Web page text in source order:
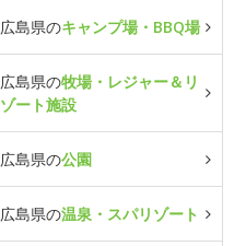
広島県のキャンプ場・BBQ場
広島県の牧場・レジャー＆リ
ゾート施設
広島県の公園
広島県の温泉・スパリゾート